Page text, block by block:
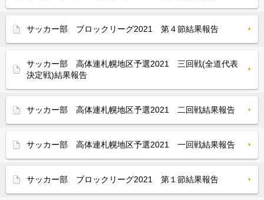
サッカー部 ブロックリーグ2021 第４節結果報告
サッカー部 高体連札幌地区予選2021 三回戦(全道代表
決定戦)結果報告
サッカー部 高体連札幌地区予選2021 二回戦結果報告
サッカー部 高体連札幌地区予選2021 一回戦結果報告
サッカー部 ブロックリーグ2021 第１節結果報告